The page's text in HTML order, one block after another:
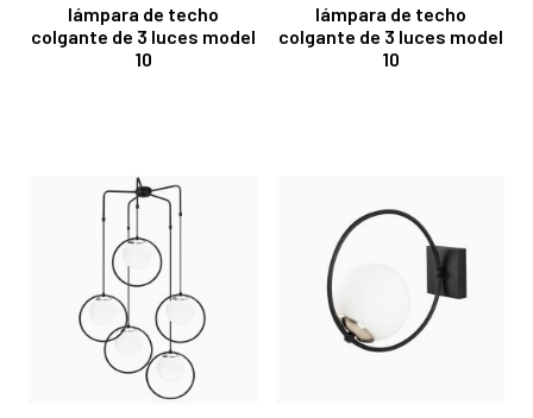
lámpara de techo
colgante de 3 luces model
10
lámpara de techo
colgante de 3 luces model
10